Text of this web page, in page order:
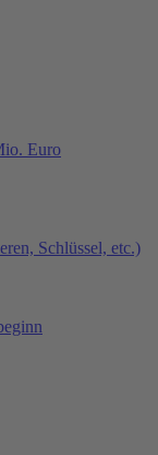
Euro
Schlüssel, etc.)